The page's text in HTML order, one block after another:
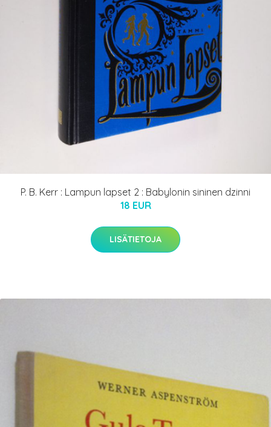
P. B. Kerr : Lampun lapset 2 : Babylonin sininen dzinni
18 EUR
LISÄTIETOJA